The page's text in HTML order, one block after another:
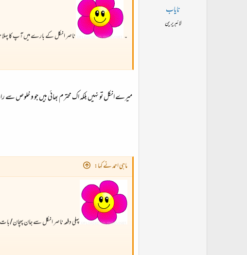
نایاب
لائبریرین
۔
ناصر انکل کے بارے میں آپ کا پہلا
میرے انکل تو نہیں بلکہ اک محترم بھائی ہیں جو و خلوص سے
ماہی احمد نے کہا:
پہلی دفعہ ناصر انکل سے جان پہچان/